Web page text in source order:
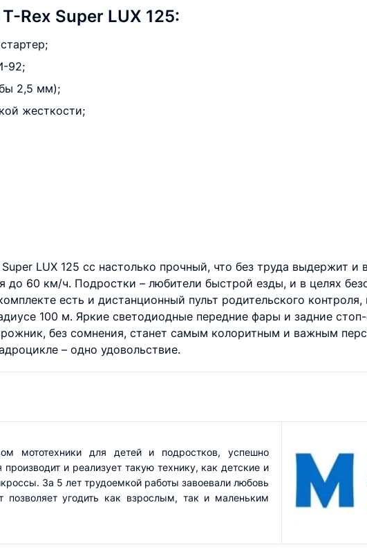
Rex Super LUX 125:
92;
2,5 мм);
жесткости;
LUX 125 сс настолько прочный, что без труда выдержит
до 60 км/ч. Подростки – любители быстрой езды, и в целях
есть и дистанционный пульт родительского
100 м. Яркие светодиодные передние фары и задние
без сомнения, станет самым колоритным и важным
– одно удовольствие.
мототехники для детей и подростков, успешно
и реализует такую технику, как детские и
За 5 лет трудоемкой работы завоевали любовь
позволяет угодить как взрослым, так и маленьким